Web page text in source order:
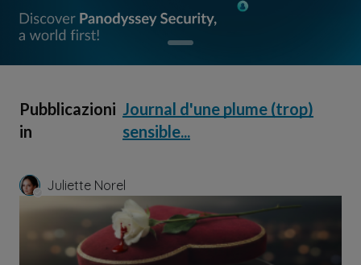
Pubblicazioni
in
Journal d'une plume (trop)
sensible...
Juliette Norel